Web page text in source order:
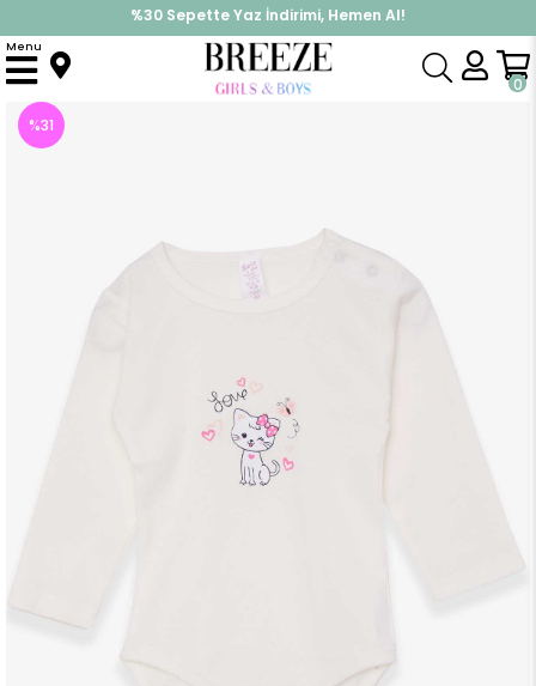
%30 Sepette Yaz İndirimi, Hemen Al!
İndirimlere ek %10 İndirimi Kap, Hemen Üye Ol!
0
Menu
Anasayfa Pijama & İç Giyim KIZ Zıbın
%31